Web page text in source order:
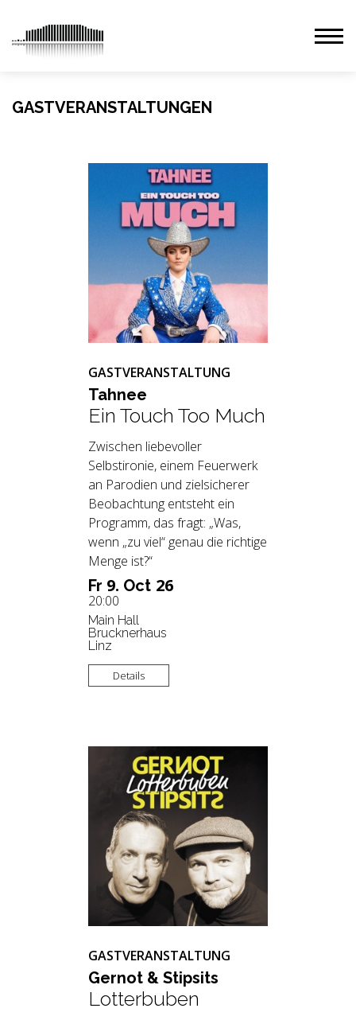
GASTVERANSTALTUNGEN
Fr 9. Oct 26
20:00
Main Hall
Brucknerhaus
Linz
GASTVERANSTALTUNG
Tah­nee
Ein Touch Too Much
Zwischen liebevoller
Selbstironie, einem Feuerwerk
an Parodien und zielsicherer
Beobachtung entsteht ein
Programm, das fragt: „Was,
wenn „zu viel“ genau die richtige
Menge ist?“
Details
GASTVERANSTALTUNG
Ger­not & Stip­sits
Lotterbuben